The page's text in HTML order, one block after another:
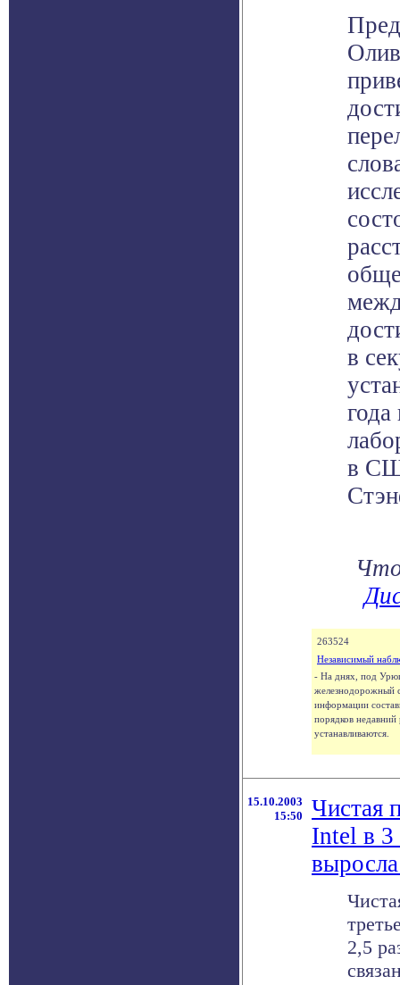
в
в
263524
Независимый
- На днях, под
железнодорожный
информации
порядков
устанавливаются.
15.10.2003
15:50
Чистая
Intel в 3
2,5